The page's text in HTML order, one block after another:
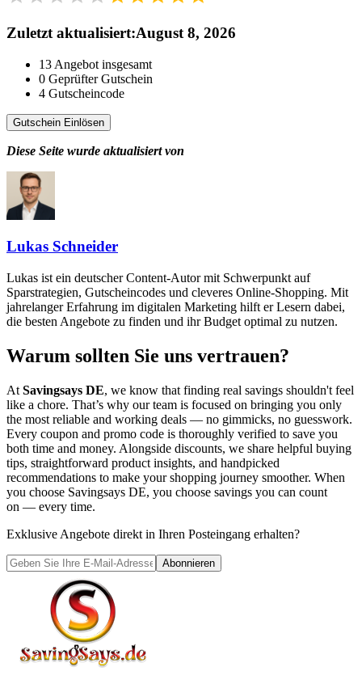
Zuletzt aktualisiert:August 8, 2026
13 Angebot insgesamt
0 Geprüfter Gutschein
4 Gutscheincode
Gutschein Einlösen
Diese Seite wurde aktualisiert von
Lukas Schneider
Lukas ist ein deutscher Content-Autor mit Schwerpunkt auf
Sparstrategien, Gutscheincodes und cleveres Online-Shopping. Mit
jahrelanger Erfahrung im digitalen Marketing hilft er Lesern dabei,
die besten Angebote zu finden und ihr Budget optimal zu nutzen.
Warum sollten Sie uns vertrauen?
At Savingsays DE, we know that finding real savings shouldn't feel
like a chore. That’s why our team is focused on bringing you only
the most reliable and working deals — no gimmicks, no guesswork.
Every coupon and promo code is thoroughly verified to save you
both time and money. Alongside discounts, we share helpful buying
tips, straightforward product insights, and handpicked
recommendations to make your shopping journey smoother. When
you choose Savingsays DE, you choose savings you can count
on — every time.
Exklusive Angebote direkt in Ihren Posteingang erhalten?
Abonnieren